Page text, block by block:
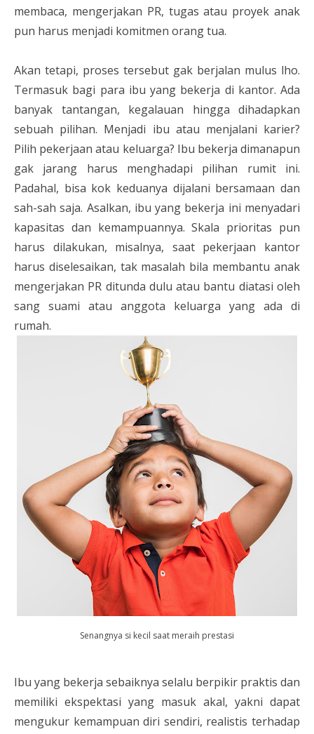
membaca, mengerjakan PR, tugas atau proyek anak
pun harus menjadi komitmen orang tua.
Akan tetapi, proses tersebut gak berjalan mulus lho.
Termasuk bagi para ibu yang bekerja di kantor. Ada
banyak tantangan, kegalauan hingga dihadapkan
sebuah pilihan. Menjadi ibu atau menjalani karier?
Pilih pekerjaan atau keluarga? Ibu bekerja dimanapun
gak jarang harus menghadapi pilihan rumit ini.
Padahal, bisa kok keduanya dijalani bersamaan dan
sah-sah saja. Asalkan, ibu yang bekerja ini menyadari
kapasitas dan kemampuannya. Skala prioritas pun
harus dilakukan, misalnya, saat pekerjaan kantor
harus diselesaikan, tak masalah bila membantu anak
mengerjakan PR ditunda dulu atau bantu diatasi oleh
sang suami atau anggota keluarga yang ada di
rumah.
Senangnya si kecil saat meraih prestasi
Ibu yang bekerja sebaiknya selalu berpikir praktis dan
memiliki ekspektasi yang masuk akal, yakni dapat
mengukur kemampuan diri sendiri, realistis terhadap